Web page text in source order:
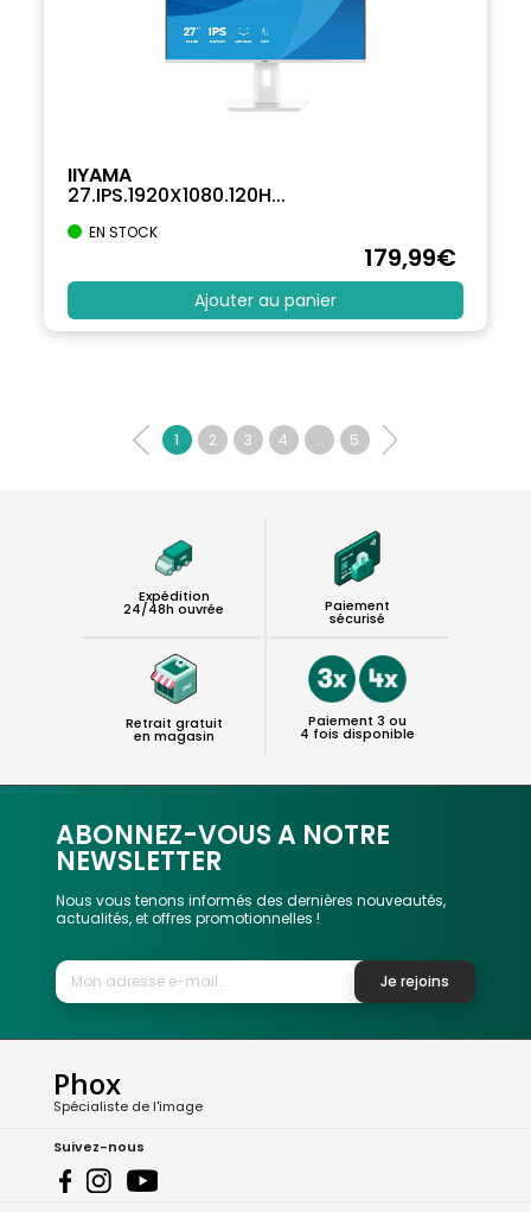
IIYAMA
27.IPS.1920X1080.120H...
EN STOCK
179,99€
Ajouter au panier
1 2 3 4 ... 5
Expédition
24/48h ouvrée Paiement
sécurisé
Retrait gratuit
en magasin
Paiement 3 ou
4 fois disponible
ABONNEZ-VOUS A NOTRE
NEWSLETTER
Nous vous tenons informés des dernières nouveautés,
actualités, et offres promotionnelles !
Je rejoins
Phox
Spécialiste de l'image
Suivez-nous